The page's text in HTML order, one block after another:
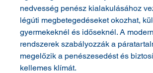
nedvesség penész kialakulásához
légúti megbetegedéseket okozhat,
gyermekeknél és időseknél. A
rendszerek szabályozzák a
megelőzik a penészesedést és
kellemes klímát.